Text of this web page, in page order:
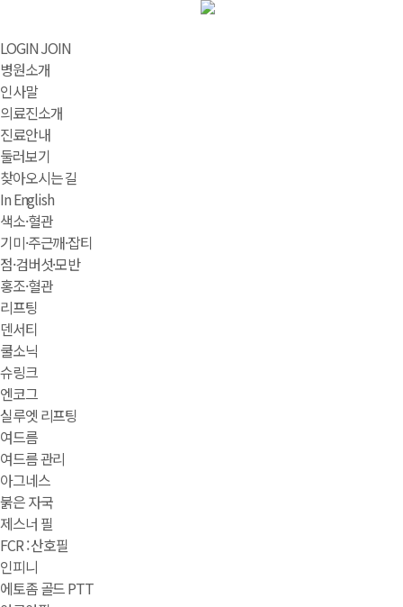
LOGINJOIN
병원소개
인사말
의료진소개
진료안내
둘러보기
찾아오시는 길
In English
색소·혈관
기미·주근깨·잡티
점·검버섯·모반
홍조·혈관
리프팅
덴서티
쿨소닉
슈링크
엔코그
실루엣 리프팅
여드름
여드름 관리
아그네스
붉은 자국
제스너 필
FCR : 산호필
인피니
에토좀 골드 PTT